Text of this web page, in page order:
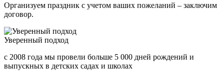
Организуем праздник с учетом ваших пожеланий – заключим
договор.
Уверенный подход
с 2008 года мы провели больше 5 000 дней рождений и
выпускных в детских садах и школах